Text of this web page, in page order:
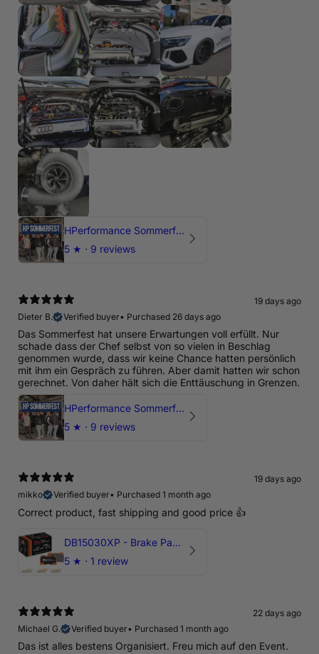
HPerformance Sommerfest 2026
5 ★ · 9 reviews
19 days ago
Dieter B.
Verified buyer• Purchased 26 days ago
Das Sommerfest hat unsere Erwartungen voll erfüllt. Nur
schade dass der Chef selbst von so vielen in Beschlag
genommen wurde, dass wir keine Chance hatten persönlich
mit ihm ein Gespräch zu führen. Aber damit hatten wir schon
gerechnet. Von daher hält sich die Enttäuschung in Grenzen.
HPerformance Sommerfest 2026
5 ★ · 9 reviews
19 days ago
mikko
Verified buyer• Purchased 1 month ago
Correct product, fast shipping and good price 👍
DB15030XP - Brake Pads Xtreme Performance | Front Axle
5 ★ · 1 review
22 days ago
Michael G.
Verified buyer• Purchased 1 month ago
Das ist alles bestens Organisiert. Freu mich auf den Event.